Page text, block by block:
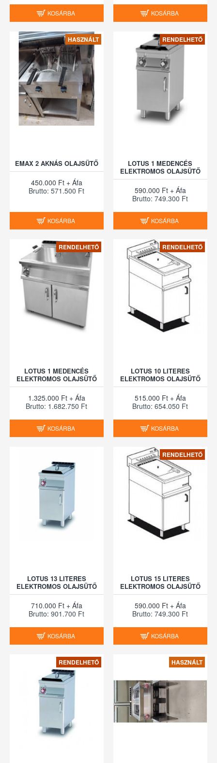
KOSÁRBA KOSÁRBA
HASZNÁLT
EMAX 2 AKNÁS OLAJSÜTŐ
450.000 Ft + Áfa
Brutto: 571.500 Ft
KOSÁRBA
RENDELHETŐ
LOTUS 1 MEDENCÉS
ELEKTROMOS OLAJSÜTŐ
590.000 Ft + Áfa
Brutto: 749.300 Ft
KOSÁRBA
RENDELHETŐ
LOTUS 1 MEDENCÉS
ELEKTROMOS OLAJSÜTŐ
1.325.000 Ft + Áfa
Brutto: 1.682.750 Ft
KOSÁRBA
RENDELHETŐ
LOTUS 10 LITERES
ELEKTROMOS OLAJSÜTŐ
515.000 Ft + Áfa
Brutto: 654.050 Ft
KOSÁRBA
LOTUS 13 LITERES
ELEKTROMOS OLAJSÜTŐ
710.000 Ft + Áfa
Brutto: 901.700 Ft
KOSÁRBA
RENDELHETŐ
LOTUS 15 LITERES
ELEKTROMOS OLAJSÜTŐ
590.000 Ft + Áfa
Brutto: 749.300 Ft
KOSÁRBA
RENDELHETŐ HASZNÁLT